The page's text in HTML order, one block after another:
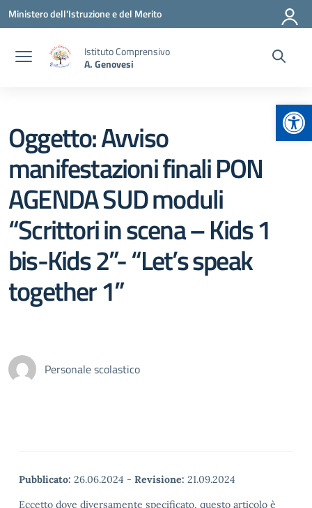
Vai ai contenuti
Vai al menu di navigazione
Vai al footer
Ministero dell'Istruzione e del Merito
Istituto Comprensivo
A. Genovesi
Oggetto: Avviso
manifestazioni finali PON
AGENDA SUD moduli
“Scrittori in scena – Kids 1
bis-Kids 2”- “Let’s speak
together 1”
Personale scolastico
Pubblicato: 26.06.2024 - Revisione: 21.09.2024
Eccetto dove diversamente specificato, questo articolo è